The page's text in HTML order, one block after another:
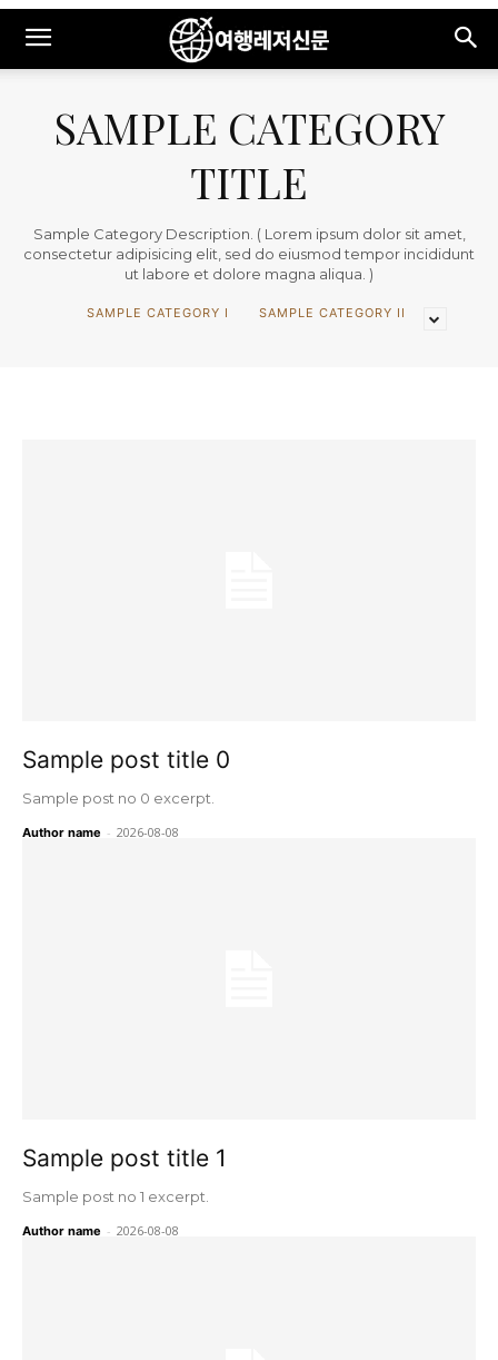
SAMPLE CATEGORY
TITLE
Sample Category Description. ( Lorem ipsum dolor sit amet,
consectetur adipisicing elit, sed do eiusmod tempor incididunt
ut labore et dolore magna aliqua. )
SAMPLE CATEGORY I SAMPLE CATEGORY II
Sample post title 0
Sample post no 0 excerpt.
Author name - 2026-08-08
Sample post title 1
Sample post no 1 excerpt.
Author name - 2026-08-08